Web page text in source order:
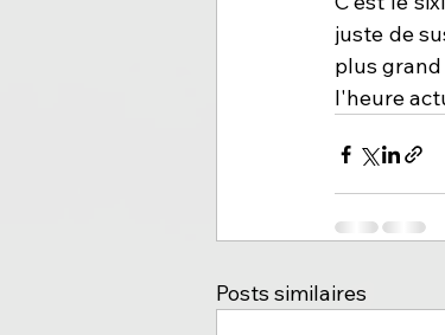
juste de
plus
l'heure
Posts similaires